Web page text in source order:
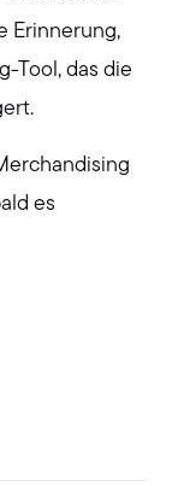
Erinnerung,
Tool, das die
es